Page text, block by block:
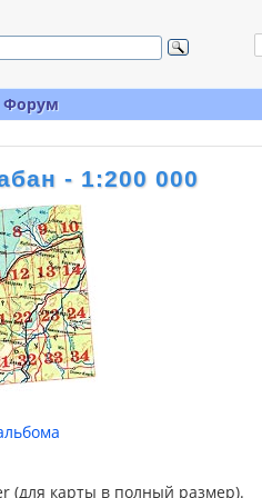
Форум
- 1:200 000
(для карты в полный размер).